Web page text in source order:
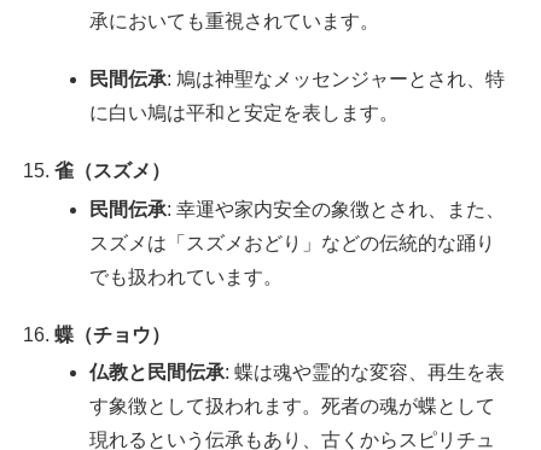
承においても重視されています。
民間伝承: 鳩は神聖なメッセンジャーとされ、特
に白い鳩は平和と安定を表します。
雀（スズメ）
民間伝承: 幸運や家内安全の象徴とされ、また、
スズメは「スズメおどり」などの伝統的な踊り
でも扱われています。
蝶（チョウ）
仏教と民間伝承: 蝶は魂や霊的な変容、再生を表
す象徴として扱われます。死者の魂が蝶として
現れるという伝承もあり、古くからスピリチュ